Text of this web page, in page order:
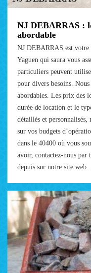
NJ DEBARRAS :
abordable
NJ DEBARRAS est votre
Yaguen qui saura vous
particuliers peuvent
pour divers besoins.
abordables. Les prix des
durée de location et le
détaillés et
sur vos budgets
dans le 40400 où vous
avoir, contactez-nous par
depuis sur notre site web.